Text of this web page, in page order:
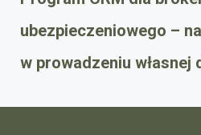
ubezpieczeniowego –
w prowadzeniu własnej